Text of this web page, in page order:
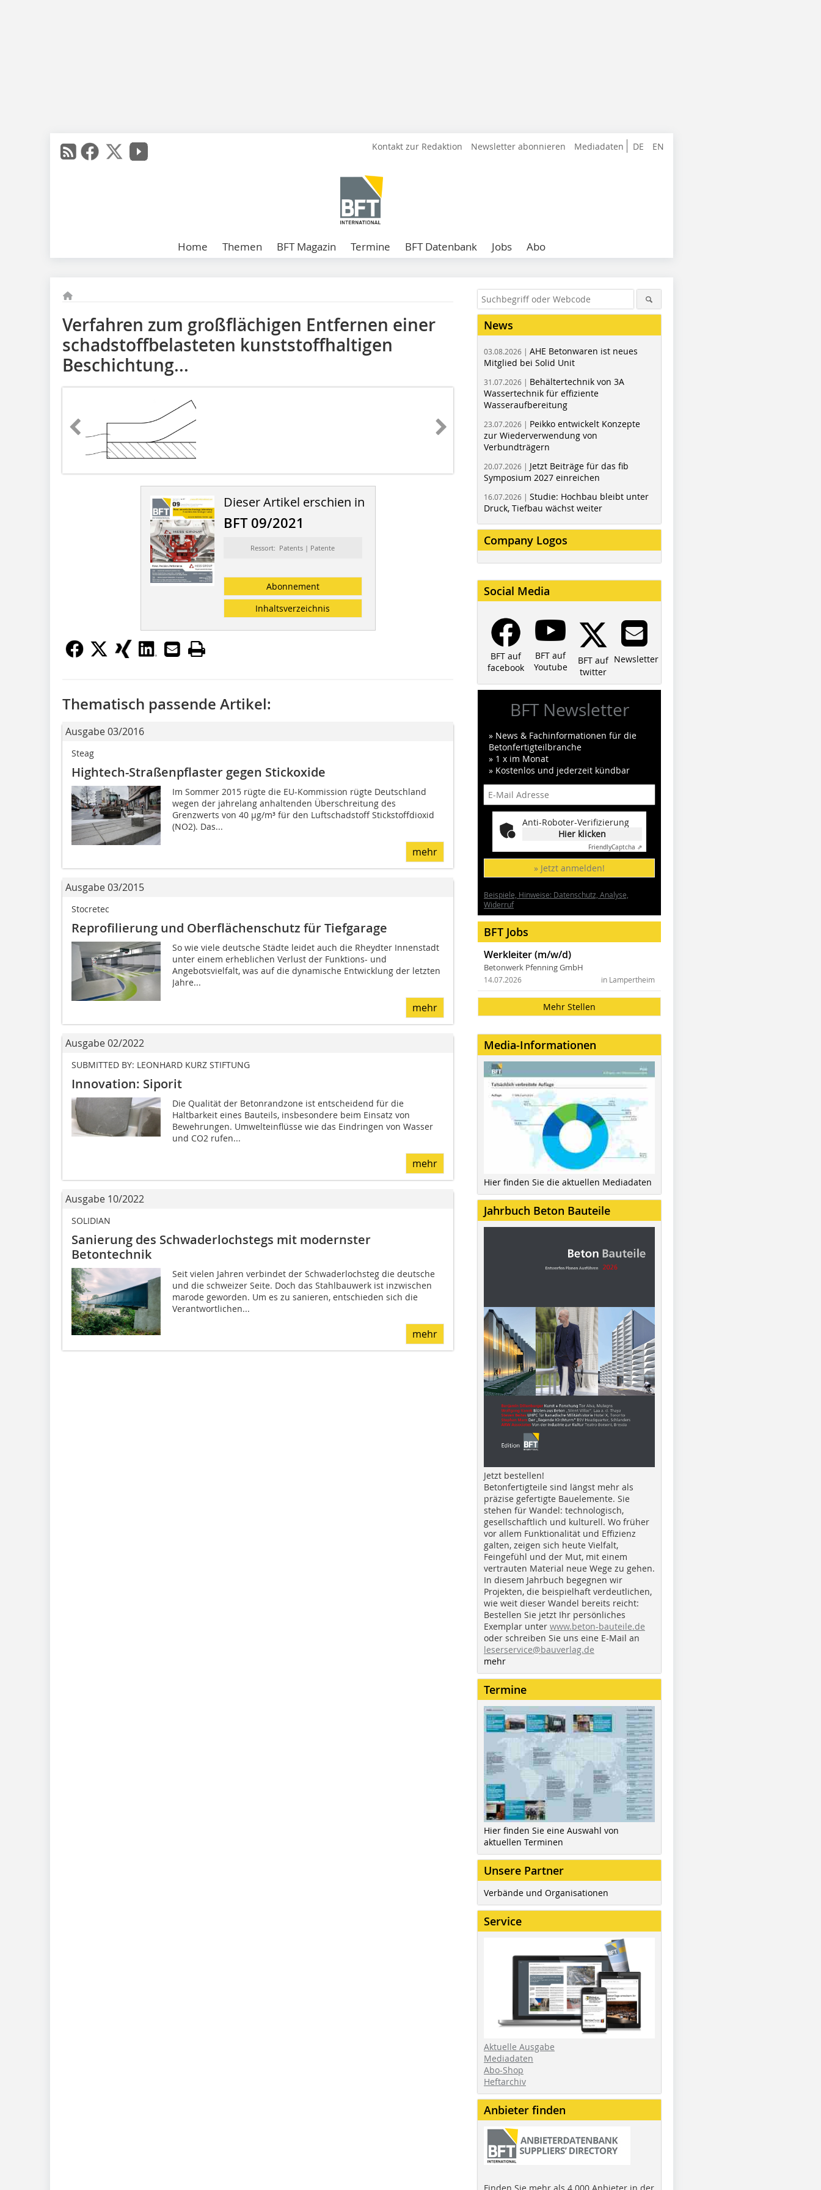
DE EN
Kontakt zur Redaktion Newsletter abonnieren Mediadaten
Home Themen BFT Magazin Termine BFT Datenbank Jobs Abo
Verfahren zum großflächigen Entfernen einer
schadstoffbelasteten kunststoffhaltigen
Beschichtung...
Dieser Artikel erschien in
BFT 09/2021
Ressort: Patents | Patente
Abonnement
Inhaltsverzeichnis
Thematisch passende Artikel:
Ausgabe 03/2016
Steag
Hightech-Straßenpflaster gegen Stickoxide
Im Sommer 2015 rügte die EU-Kommission rügte Deutschland
wegen der jahrelang anhaltenden Überschreitung des
Grenzwerts von 40 µg/m³ für den Luftschadstoff Stickstoffdioxid
(NO2). Das...
mehr
Ausgabe 03/2015
Stocretec
Reprofilierung und Oberflächenschutz für Tiefgarage
So wie viele deutsche Städte leidet auch die Rheydter Innenstadt
unter einem erheblichen Verlust der Funktions- und
Angebotsvielfalt, was auf die dynamische Entwicklung der letzten
Jahre...
mehr
Ausgabe 02/2022
SUBMITTED BY: LEONHARD KURZ STIFTUNG
Innovation: Siporit
Die Qualität der Betonrandzone ist entscheidend für die
Haltbarkeit eines Bauteils, insbesondere beim Einsatz von
Bewehrungen. Umwelteinflüsse wie das Eindringen von Wasser
und CO2 rufen...
mehr
Ausgabe 10/2022
SOLIDIAN
Sanierung des Schwaderlochstegs mit modernster
Betontechnik
Seit vielen Jahren verbindet der Schwaderlochsteg die deutsche
und die schweizer Seite. Doch das Stahlbauwerk ist inzwischen
marode geworden. Um es zu sanieren, entschieden sich die
Verantwortlichen...
mehr
News
03.08.2026 | AHE Betonwaren ist neues
Mitglied bei Solid Unit
31.07.2026 | Behältertechnik von 3A
Wassertechnik für effiziente
Wasseraufbereitung
23.07.2026 | Peikko entwickelt Konzepte
zur Wiederverwendung von
Verbundträgern
20.07.2026 | Jetzt Beiträge für das fib
Symposium 2027 einreichen
16.07.2026 | Studie: Hochbau bleibt unter
Druck, Tiefbau wächst weiter
Company Logos
Social Media
BFT auf
facebook
BFT auf
Youtube
BFT auf
twitter
Newsletter
BFT Newsletter
» News & Fachinformationen für die
Betonfertigteilbranche
» 1 x im Monat
» Kostenlos und jederzeit kündbar
Anti-Roboter-Verifizierung
Hier klicken
FriendlyCaptcha ⇗
» Jetzt anmelden!
Beispiele, Hinweise: Datenschutz, Analyse,
Widerruf
BFT Jobs
Werkleiter (m/w/d)
Betonwerk Pfenning GmbH
in Lampertheim
14.07.2026
Mehr Stellen
Media-Informationen
Hier finden Sie die aktuellen Mediadaten
Jahrbuch Beton Bauteile
Jetzt bestellen!
Betonfertigteile sind längst mehr als
präzise gefertigte Bauelemente. Sie
stehen für Wandel: technologisch,
gesellschaftlich und kulturell. Wo früher
vor allem Funktionalität und Effizienz
galten, zeigen sich heute Vielfalt,
Feingefühl und der Mut, mit einem
vertrauten Material neue Wege zu gehen.
In diesem Jahrbuch begegnen wir
Projekten, die beispielhaft verdeutlichen,
wie weit dieser Wandel bereits reicht:
Bestellen Sie jetzt Ihr persönliches
Exemplar unter www.beton-bauteile.de
oder schreiben Sie uns eine E-Mail an
leserservice@bauverlag.de
mehr
Termine
Hier finden Sie eine Auswahl von
aktuellen Terminen
Unsere Partner
Verbände und Organisationen
Service
Aktuelle Ausgabe
Mediadaten
Abo-Shop
Heftarchiv
Anbieter finden